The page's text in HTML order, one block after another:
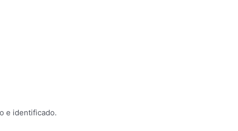
e identificado.